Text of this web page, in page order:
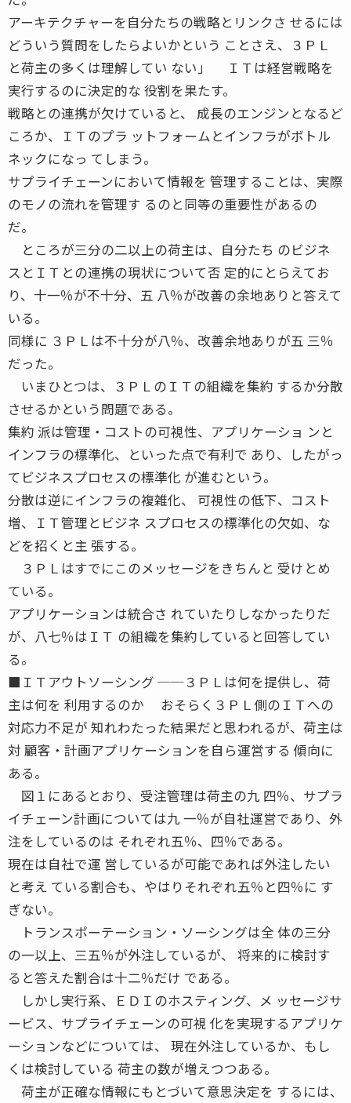
アーキテクチャーを自分たちの戦略とリンクさ せるには
どういう質問をしたらよいかという ことさえ、３ＰＬ
と荷主の多くは理解してい ない」 ＩＴは経営戦略を
実行するのに決定的な 役割を果たす。
戦略との連携が欠けていると、 成長のエンジンとなるど
ころか、ＩＴのプラ ットフォームとインフラがボトル
ネックになっ てしまう。
サプライチェーンにおいて情報を 管理することは、実際
のモノの流れを管理す るのと同等の重要性があるの
だ。
ところが三分の二以上の荷主は、自分たち のビジネ
スとＩＴとの連携の現状について否 定的にとらえてお
り、十一％が不十分、五 八％が改善の余地ありと答えて
いる。
同様に ３ＰＬは不十分が八％、改善余地ありが五 三％
だった。
いまひとつは、３ＰＬのＩＴの組織を集約 するか分散
させるかという問題である。
集約 派は管理・コストの可視性、アプリケーショ ンと
インフラの標準化、といった点で有利で あり、したがっ
てビジネスプロセスの標準化 が進むという。
分散は逆にインフラの複雑化、 可視性の低下、コスト
増、ＩＴ管理とビジネ スプロセスの標準化の欠如、な
どを招くと主 張する。
３ＰＬはすでにこのメッセージをきちんと 受けとめ
ている。
アプリケーションは統合さ れていたりしなかったりだ
が、八七％はＩＴ の組織を集約していると回答してい
る。
■ＩＴアウトソーシング ──３ＰＬは何を提供し、荷
主は何を 利用するのか おそらく３ＰＬ側のＩＴへの
対応力不足が 知れわたった結果だと思われるが、荷主は
対 顧客・計画アプリケーションを自ら運営する 傾向に
ある。
図１にあるとおり、受注管理は荷主の九 四％、サプラ
イチェーン計画については九 一％が自社運営であり、外
注をしているのは それぞれ五％、四％である。
現在は自社で運 営しているが可能であれば外注したい
と考え ている割合も、やはりそれぞれ五％と四％に す
ぎない。
トランスポーテーション・ソーシングは全 体の三分
の一以上、三五％が外注しているが、 将来的に検討す
ると答えた割合は十二％だけ である。
しかし実行系、ＥＤＩのホスティング、メ ッセージサ
ービス、サプライチェーンの可視 化を実現するアプリケ
ーションなどについては、 現在外注しているか、もし
くは検討している 荷主の数が増えつつある。
荷主が正確な情報にもとづいて意思決定を するには、